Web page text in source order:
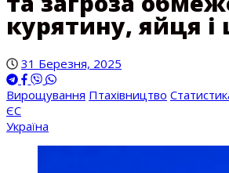
курятину, яйця і
31 Березня, 2025
Вирощування Птахівництво
ЄС
Україна